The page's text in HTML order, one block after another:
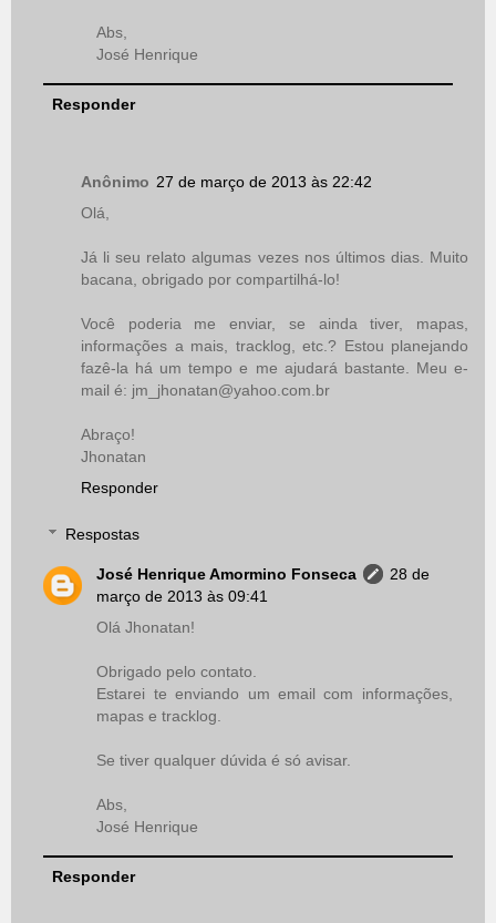
Abs,
José Henrique
Responder
Anônimo 27 de março de 2013 às 22:42
Olá,
Já li seu relato algumas vezes nos últimos dias. Muito
bacana, obrigado por compartilhá-lo!
Você poderia me enviar, se ainda tiver, mapas,
informações a mais, tracklog, etc.? Estou planejando
fazê-la há um tempo e me ajudará bastante. Meu e-
mail é: jm_jhonatan@yahoo.com.br
Abraço!
Jhonatan
Responder
Respostas
José Henrique Amormino Fonseca
28 de
março de 2013 às 09:41
Olá Jhonatan!
Obrigado pelo contato.
Estarei te enviando um email com informações,
mapas e tracklog.
Se tiver qualquer dúvida é só avisar.
Abs,
José Henrique
Responder